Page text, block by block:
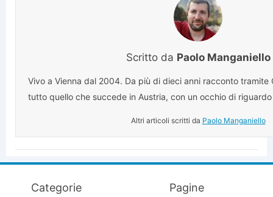
Scritto da Paolo Manganiello
Vivo a Vienna dal 2004. Da più di dieci anni racconto tramite
tutto quello che succede in Austria, con un occhio di
Altri articoli scritti da Paolo Manganiello
Categorie Pagine